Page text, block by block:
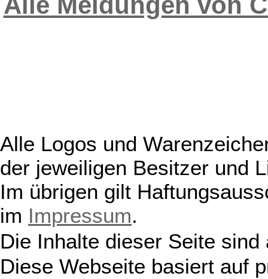
Alle Logos und
der jeweiligen Besitzer und
Im übrigen gilt
im Impressum.
Die Inhalte dieser Seite
Diese Webseite basiert auf